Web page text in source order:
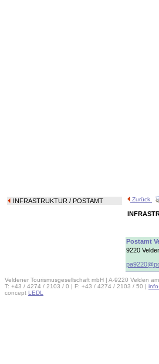
INFRASTRUKTUR / POSTAMT Zurück
Postamt
9220
Veldener Tourismusgesellschaft mbH | A-9220 Velden
T: +43 / 4274 / 2103 / 0 | F: +43 / 4274 / 2103 / 50 |
concept LEDL